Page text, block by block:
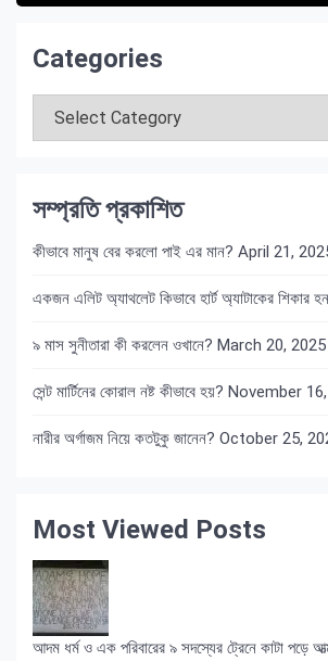
Categories
সম্প্রতি প্রকাশিত
কীভাবে মানুষ বের করলো পাই এর মান? April 21,
একজন এলিট অ্যাথলেট কিভাবে হার্ট অ্যাটাকের শিকার
৯ মাস সুনীতারা কী করলেন ওখানে? March 20, 2025
সেন্ট মার্টিনের কোরাল নষ্ট কীভাবে হয়? November
নারীর অর্গাজম নিয়ে কতটুকু জানেন? October 25,
Most Viewed Posts
আদম ধর্ম ও এক পরিবারের ৯ সদস্যের ট্রেনে কাটা পড়ে